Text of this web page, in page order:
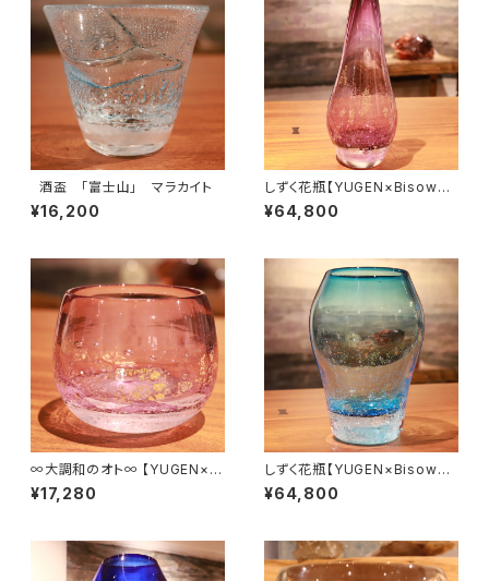
酒盃 「富士山」 マラカイト
¥16,200
しずく花瓶【YUGEN×Bisowa×
Cosmic HEMP on the eart
h】 color ヒヤシンス
¥64,800
∞大調和のオト∞ 【YUGEN×Bi
sowa×Cosmic HEMP on th
e earth】 color ヒヤ
¥17,280
しずく花瓶【YUGEN×Bisowa×
Cosmic HEMP on the eart
¥64,800